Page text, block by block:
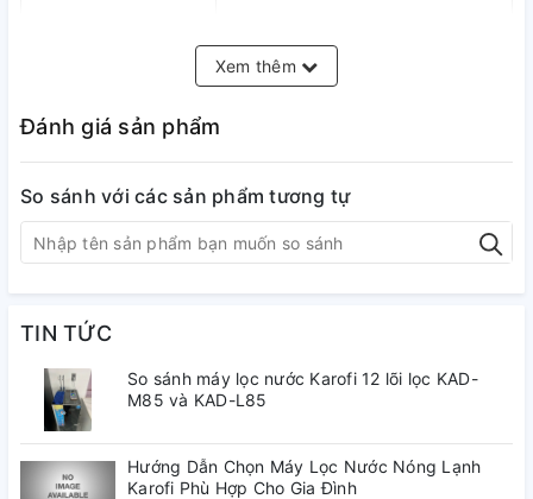
10 cấp
Điện áp 220V – 50 Hz
Điện áp 220V – 50 Hz
1. Máy lọc nước Karofi ERO100 Với hệ thống 10 lõi lọc mạnh
mẽ hoàn toàn mới
Xem thêm
Đánh giá sản phẩm
So sánh với các sản phẩm tương tự
TIN TỨC
So sánh máy lọc nước Karofi 12 lõi lọc KAD-
M85 và KAD-L85
Hướng Dẫn Chọn Máy Lọc Nước Nóng Lạnh
Karofi Phù Hợp Cho Gia Đình